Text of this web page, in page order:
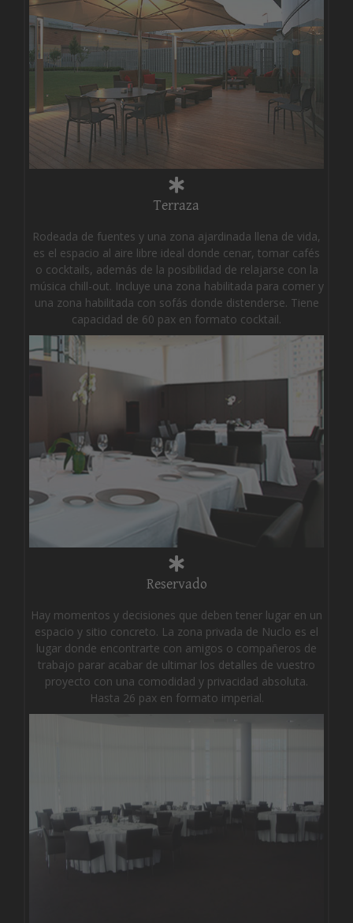
Terraza
Rodeada de fuentes y una zona ajardinada llena de vida,
es el espacio al aire libre ideal donde cenar, tomar cafés
o cocktails, además de la posibilidad de relajarse con la
música chill-out. Incluye una zona habilitada para comer y
una zona habilitada con sofás donde distenderse. Tiene
capacidad de 60 pax en formato cocktail.
Reservado
Hay momentos y decisiones que deben tener lugar en un
espacio y sitio concreto. La zona privada de Nuclo es el
lugar donde encontrarte con amigos o compañeros de
trabajo parar acabar de ultimar los detalles de vuestro
proyecto con una comodidad y privacidad absoluta.
Hasta 26 pax en formato imperial.